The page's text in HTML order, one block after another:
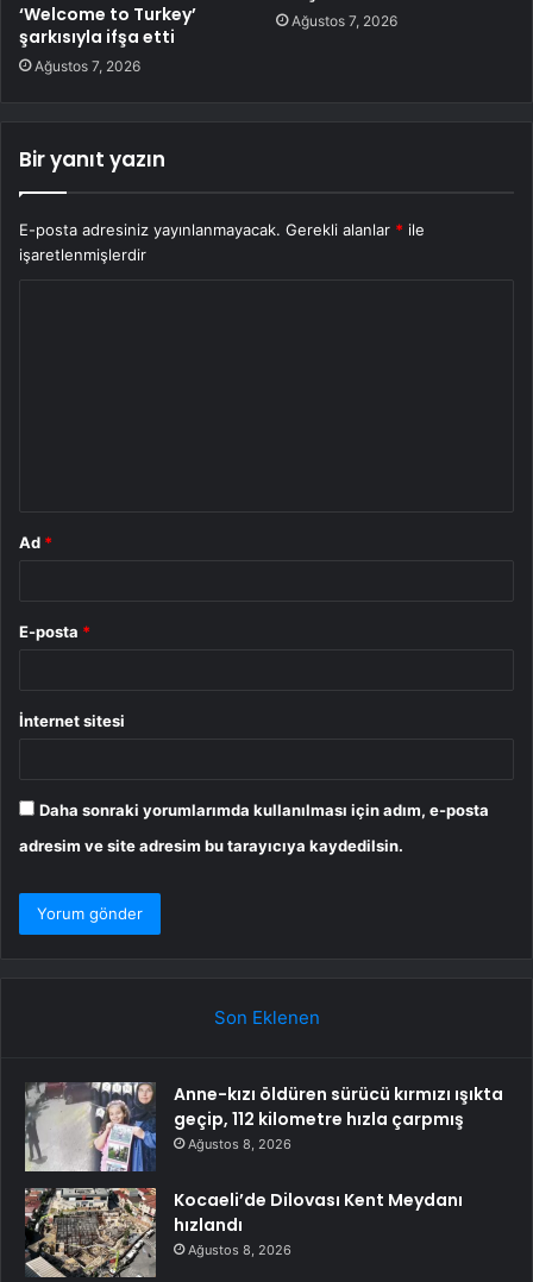
‘Welcome to Turkey’
şarkısıyla ifşa etti
Ağustos 7, 2026
Ağustos 7, 2026
Bir yanıt yazın
E-posta adresiniz yayınlanmayacak. Gerekli alanlar * ile
işaretlenmişlerdir
Ad *
E-posta *
İnternet sitesi
Daha sonraki yorumlarımda kullanılması için adım, e-posta
adresim ve site adresim bu tarayıcıya kaydedilsin.
Son Eklenen
Anne-kızı öldüren sürücü kırmızı ışıkta
geçip, 112 kilometre hızla çarpmış
Ağustos 8, 2026
Kocaeli’de Dilovası Kent Meydanı
hızlandı
Ağustos 8, 2026